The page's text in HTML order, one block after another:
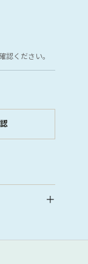
ください。